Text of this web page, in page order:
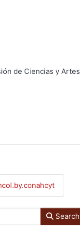
de Ciencias y Artes
Search